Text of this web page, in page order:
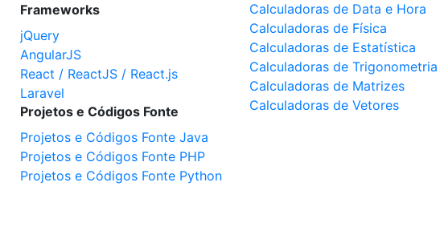
Frameworks
jQuery
AngularJS
React / ReactJS / React.js
Laravel
Projetos e Códigos Fonte
Projetos e Códigos Fonte Java
Projetos e Códigos Fonte PHP
Projetos e Códigos Fonte Python
Calculadoras de Data e Hora
Calculadoras de Física
Calculadoras de Estatística
Calculadoras de Trigonometria
Calculadoras de Matrizes
Calculadoras de Vetores